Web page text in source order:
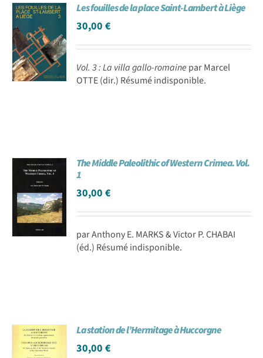
Les fouilles de la place Saint-Lambert à Liège
30,00€
Vol. 3 : La villa gallo-romaine par Marcel
OTTE (dir.) Résumé indisponible.
The Middle Paleolithic of Western Crimea. Vol.
1
30,00€
par Anthony E. MARKS & Victor P. CHABAI
(éd.) Résumé indisponible.
La station de l’Hermitage à Huccorgne
30,00€